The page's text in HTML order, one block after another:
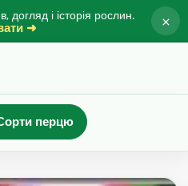
і історія рослин.
➜ ×
перцю